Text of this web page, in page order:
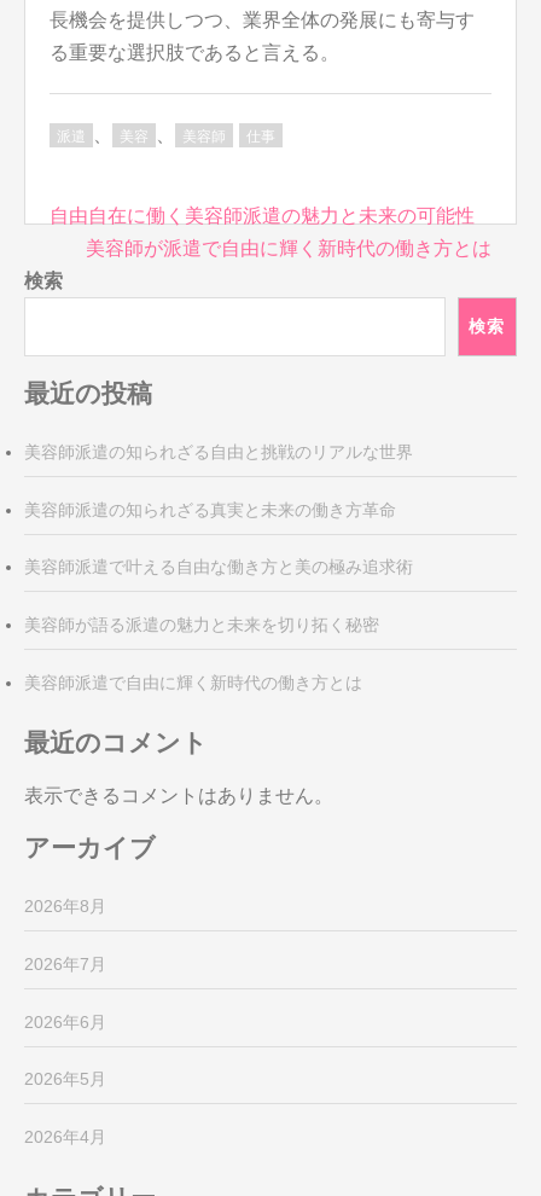
長機会を提供しつつ、業界全体の発展にも寄与す
る重要な選択肢であると言える。
派遣 美容 美容師 仕事
投
ナ
ビ
ー
シ
ン
自由自在に働く美容師派遣の魅力と未来の可能性
美容師が派遣で自由に輝く新時代の働き方とは
検索
検索
最近の投稿
美容師派遣の知られざる自由と挑戦のリアルな世界
美容師派遣の知られざる真実と未来の働き方革命
美容師派遣で叶える自由な働き方と美の極み追求術
美容師が語る派遣の魅力と未来を切り拓く秘密
美容師派遣で自由に輝く新時代の働き方とは
最近のコメント
表示できるコメントはありません。
アーカイブ
2026年8月
2026年7月
2026年6月
2026年5月
2026年4月